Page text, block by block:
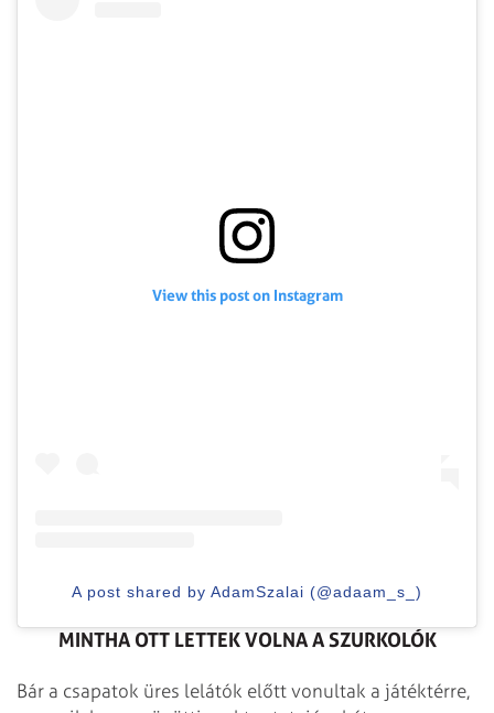
View this post on Instagram
A post shared by AdamSzalai (@adaam_s_)
MINTHA OTT LETTEK VOLNA A SZURKOLÓK
Bár a csapatok üres lelátók előtt vonultak a játéktérre,